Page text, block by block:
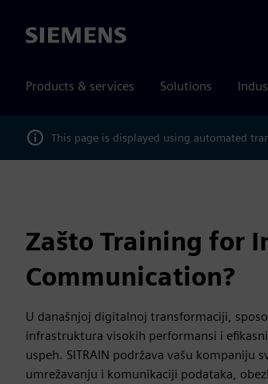
Siemens
Products & services Solutions
This page is displayed using automated
Zašto Training for
Communication?
U današnjoj digitalnoj transformaciji,
infrastruktura visokih performansi i
uspeh. SITRAIN podržava vašu
umrežavanju i komunikaciji podataka,